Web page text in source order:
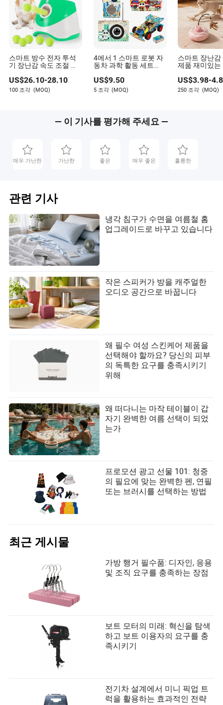
스마트 방수 전자 투석
기 장난감 속도 조절 애
US$26.10-28.10
100 조각 (MOQ)
4에서 1 스마트 로봇 자
동차 과학 활동 세트
학생 교육용
US$9.50
5 조각 (MOQ)
스마트 장난
제품 재미있는
레이저 막대
US$3.98-
250 조각 (MOQ)
— 이 기사를 평가해 주세요 —
매우 가난한 가난한 좋은 매우 좋은 훌륭한
관련 기사
냉각 침구가 수면을 여름철 홈
업그레이드로 바꾸고 있습니다
작은 스피커가 방을 캐주얼한
오디오 공간으로 바꿉니다
왜 필수 여성 스킨케어 제품을
선택해야 할까요? 당신의 피부
의 독특한 요구를 충족시키기
위해
왜 떠다니는 마작 테이블이 갑
자기 완벽한 여름 선택이 되었
는가
프로모션 광고 선물 101: 청중
의 필요에 맞는 완벽한 펜, 연필
또는 브러시를 선택하는 방법
최근 게시물
가방 행거 필수품: 디자인, 응용
및 조직 요구를 충족하는 장점
보트 모터의 미래: 혁신을 탐색
하고 보트 이용자의 요구를 충
족시키기
전기차 설계에서 미니 픽업 트
럭을 활용하는 효과적인 전략